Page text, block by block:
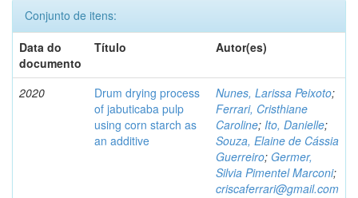
Conjunto de itens:
Data do
documento
Título Autor(es)
2020
Drum drying process
of jabuticaba pulp
using corn starch as
an additive
Nunes, Larissa Peixoto;
Ferrari, Cristhiane
Caroline; Ito, Danielle;
Souza, Elaine de Cássia
Guerreiro; Germer,
Silvia Pimentel Marconi;
criscaferrari@gmail.com